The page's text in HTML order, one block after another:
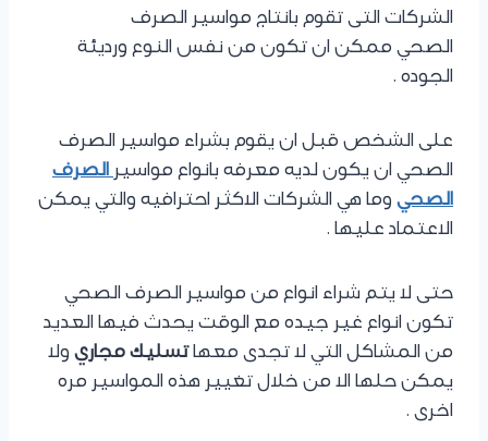
الشركات التى تقوم بانتاج مواسير الصرف
الصحي ممكن ان تكون من نفس النوع ورديئة
الجوده .
على الشخص قبل ان يقوم بشراء مواسير الصرف
الصحي ان يكون لديه معرفه بانواع مواسير الصرف
الصحي وما هي الشركات الاكثر احترافيه والتي يمكن
الاعتماد عليها .
حتى لا يتم شراء انواع من مواسير الصرف الصحي
تكون انواع غير جيده مع الوقت يحدث فيها العديد
من المشاكل التي لا تجدى معهاتسليك مجاري ولا
يمكن حلها الا من خلال تغيير هذه المواسير مره
اخرى .